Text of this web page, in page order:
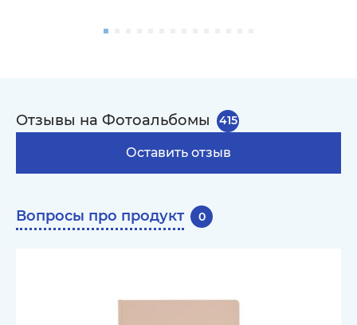
Отзывы на Фотоальбомы 415
Оставить отзыв
Вопросы про продукт 0